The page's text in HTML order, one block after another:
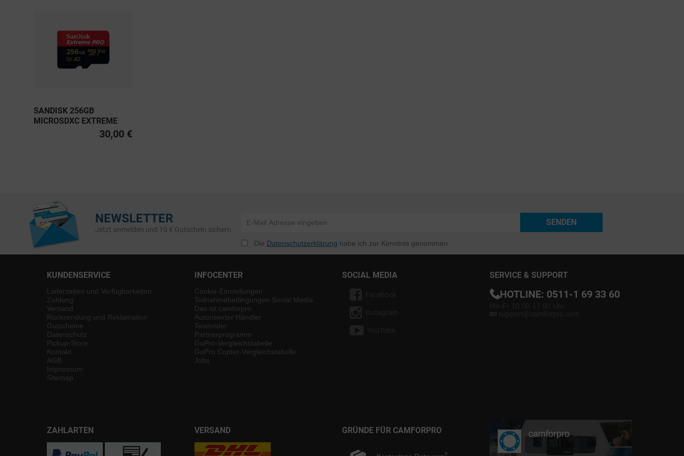
SANDISK 256GB
MICROSDXC EXTREME
PRO UHS-I U3, CLASS 10
30,00 €
NEWSLETTER
Jetzt anmelden und 10 € Gutschein sichern
SENDEN
Die Datenschutzerklärung habe ich zur Kenntnis genommen.
KUNDENSERVICE
Lieferzeiten und Verfügbarkeiten
Zahlung
Versand
Rücksendung und Reklamation
Gutscheine
Datenschutz
Pickup-Store
Kontakt
AGB
Impressum
Sitemap
INFOCENTER
Cookie-Einstellungen
Teilnahmebedingungen Social Media
Das ist camforpro
Autorisierter Händler
Teamrider
Partnerprogramm
GoPro-Vergleichstabelle
GoPro Copter-Vergleichstabelle
Jobs
SOCIAL MEDIA SERVICE & SUPPORT
HOTLINE: 0511-1 69 33 60
ZAHLARTEN VERSAND GRÜNDE FÜR CAMFORPRO
2